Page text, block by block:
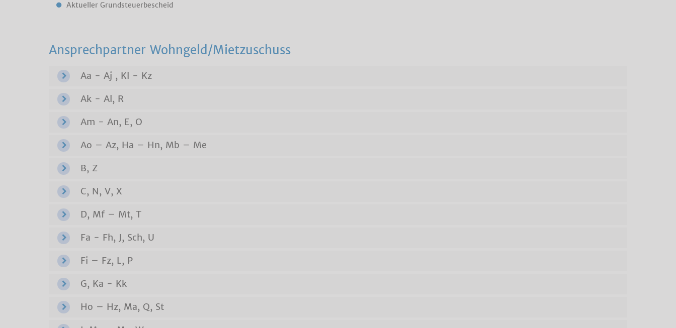
Aktueller Grundsteuerbescheid
Ansprechpartner Wohngeld/Mietzuschuss
Aa - Aj , Kl - Kz
Ak - Al, R
Am - An, E, O
Ao – Az, Ha – Hn, Mb – Me
B, Z
C, N, V, X
D, Mf – Mt, T
Fa - Fh, J, Sch, U
Fi – Fz, L, P
G, Ka - Kk
Ho – Hz, Ma, Q, St